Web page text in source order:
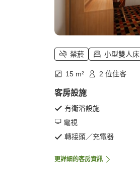
禁菸 小型雙人床
15 m² 2 位住客
客房設施
有衛浴設施
電視
轉接頭／充電器
更詳細的客房資訊